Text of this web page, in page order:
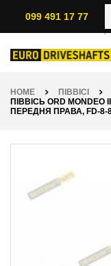
099 491 17 77
HOME ПІВВІСІ
ПІВВІСЬ ORD
ПЕРЕДНЯ ПРАВА, FD-8-